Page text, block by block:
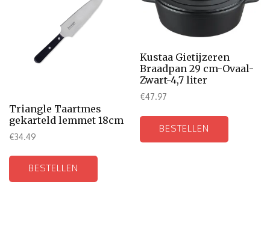
Triangle Taartmes
gekarteld lemmet 18cm
€34.49
BESTELLEN
Kustaa Gietijzeren
Braadpan 29 cm-Ovaal-
Zwart-4,7 liter
€47.97
BESTELLEN